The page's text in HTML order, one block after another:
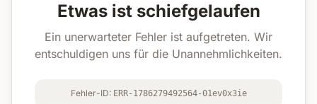
Etwas ist schiefgelaufen
Ein unerwarteter Fehler ist aufgetreten. Wir
entschuldigen uns für die Unannehmlichkeiten.
Fehler-ID: ERR-1786279492564-01ev0x3ie